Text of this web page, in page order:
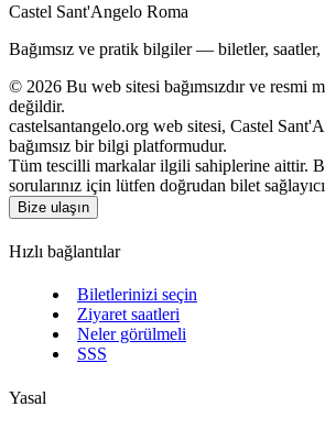
Castel Sant'Angelo Roma
Bağımsız ve pratik bilgiler — biletler, saatler,
© 2026 Bu web sitesi bağımsızdır ve resmi
değildir.
castelsantangelo.org web sitesi, Castel
bağımsız bir bilgi platformudur.
Tüm tescilli markalar ilgili sahiplerine aittir.
sorularınız için lütfen doğrudan bilet
Bize ulaşın
Hızlı bağlantılar
Biletlerinizi seçin
Ziyaret saatleri
Neler görülmeli
SSS
Yasal